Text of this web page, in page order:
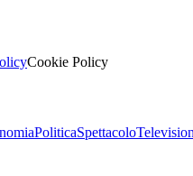
Cookie Policy
PoliticaSpettacolo